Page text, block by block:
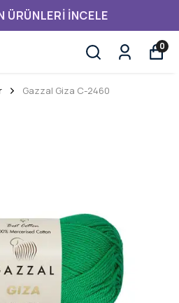
ÜRÜNLERI İNCELE
0
Gazzal Giza C-2460